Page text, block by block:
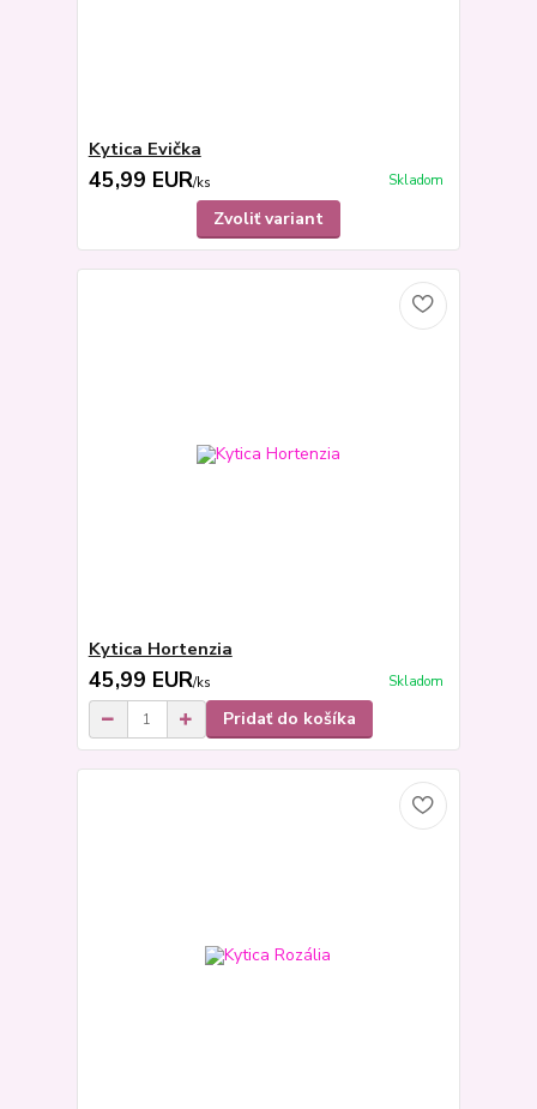
Kytica Evička
45,99 EUR/ks Skladom
Zvoliť variant
Kytica Hortenzia
45,99 EUR/ks Skladom
Pridať do košíka